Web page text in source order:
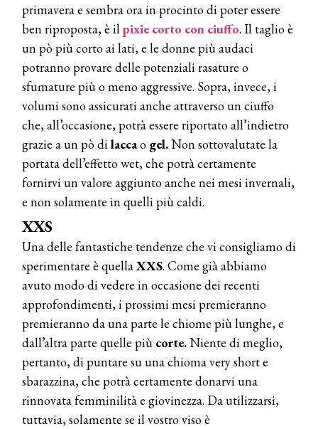
primavera e sembra ora in procinto di poter essere
ben riproposta, è ilpixie corto con ciuffo. Il taglio è
un pò più corto ai lati, e le donne più audaci
potranno provare delle potenziali rasature o
sfumature più o meno aggressive. Sopra, invece, i
volumi sono assicurati anche attraverso un ciuffo
che, all’occasione, potrà essere riportato all’indietro
grazie a un pò dilaccao gel.Non sottovalutate la
portata dell’effetto wet, che potrà certamente
fornirvi un valore aggiunto anche nei mesi invernali,
e non solamente in quelli più caldi.
XXS
Una delle fantastiche tendenze che vi consigliamo di
sperimentare è quellaXXS. Come già abbiamo
avuto modo di vedere in occasione dei recenti
approfondimenti, i prossimi mesi premieranno
premieranno da una parte le chiome più lunghe, e
dall’altra parte quelle più corte.Niente di meglio,
pertanto, di puntare su una chioma very short e
sbarazzina, che potrà certamente donarvi una
rinnovata femminilità e giovinezza. Da utilizzarsi,
tuttavia, solamente se il vostro viso è